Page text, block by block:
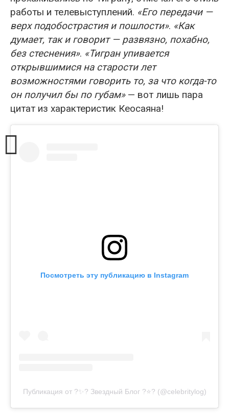
работы и телевыступлений. «Его передачи —
верх подобострастия и пошлости». «Как
думает, так и говорит — развязно, похабно,
без стеснения». «Тигран упивается
открывшимися на старости лет
возможностями говорить то, за что когда-то
он получил бы по губам»— вот лишь пара
цитат из характеристик Кеосаяна!
Посмотреть эту публикацию в Instagram
Публикация от ?✨? Звездный Блог ?⭐️? (@celebritylog)